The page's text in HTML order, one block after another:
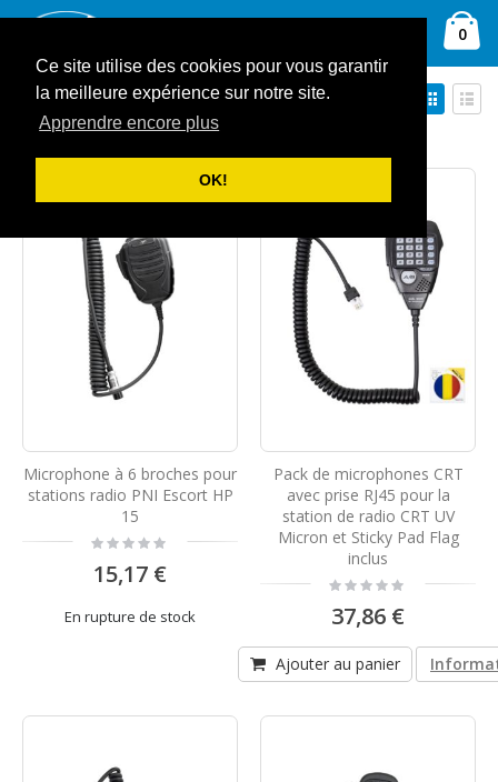
Ce site utilise des cookies pour vous garantir
la meilleure expérience sur notre site.
Apprendre encore plus
OK!
Allez
0
Rechercher
Trier par
Par
en
Afficher
Microphone à 6 broches pour
stations radio PNI Escort HP
15
Rating:
0%
15,17 €
En rupture de stock
Pack de microphones CRT
avec prise RJ45 pour la
station de radio CRT UV
Micron et Sticky Pad Flag
inclus
Rating:
0%
37,86 €
Ajouter au panier